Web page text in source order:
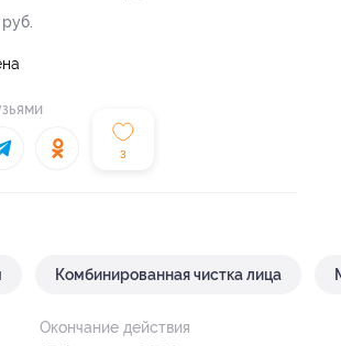
3
Комбинированная чистка лица
Окончание действия